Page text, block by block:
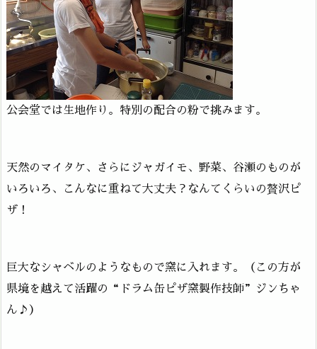
公会堂では生地作り。特別の配合の粉で挑みます。
天然のマイタケ、さらにジャガイモ、野菜、谷瀬のものが
いろいろ、こんなに重ねて大丈夫？なんてくらいの贅沢ピ
ザ！
巨大なシャベルのようなもので窯に入れます。（この方が
県境を越えて活躍の“ドラム缶ピザ窯製作技師”ジンちゃ
ん♪）